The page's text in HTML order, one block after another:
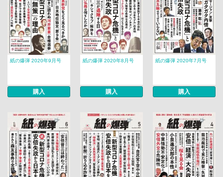
紙の爆弾 2020年9月号
購入
紙の爆弾 2020年8月号
購入
紙の爆弾 2020年7月号
購入